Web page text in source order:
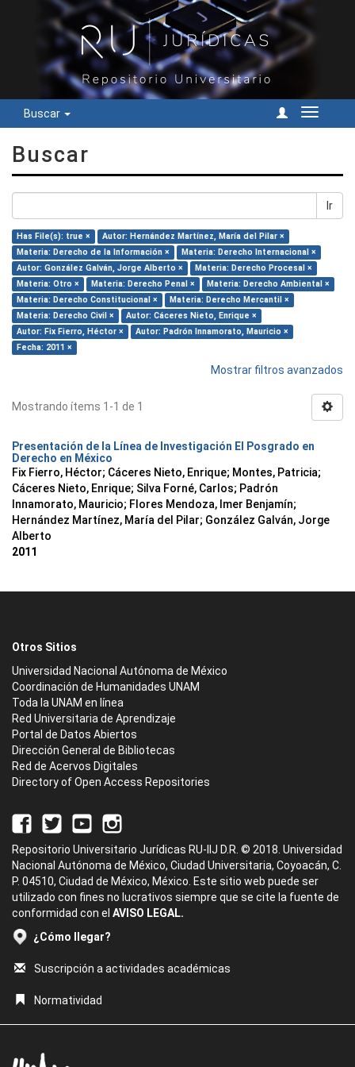
Buscar
Cambiar
Buscar
Ir
Has File(s): true ×
Autor: Hernández Martínez, María del Pilar ×
Materia: Derecho de la Información ×
Materia: Derecho Internacional ×
Autor: González Galván, Jorge Alberto ×
Materia: Derecho Procesal ×
Materia: Otro ×
Materia: Derecho Penal ×
Materia: Derecho Ambiental ×
Materia: Derecho Constitucional ×
Materia: Derecho Mercantil ×
Materia: Derecho Civil ×
Autor: Cáceres Nieto, Enrique ×
Autor: Fix Fierro, Héctor ×
Autor: Padrón Innamorato, Mauricio ×
Fecha: 2011 ×
Mostrar filtros avanzados
Mostrando ítems 1-1 de 1
Presentación de la Línea de Investigación El Posgrado en
Derecho en México
Fix Fierro, Héctor; Cáceres Nieto, Enrique; Montes, Patricia;
Cáceres Nieto, Enrique; Silva Forné, Carlos; Padrón
Innamorato, Mauricio; Flores Mendoza, Imer Benjamín;
Hernández Martínez, María del Pilar; González Galván, Jorge
Alberto
2011
Otros Sitios
Universidad Nacional Autónoma de México
Coordinación de Humanidades UNAM
Toda la UNAM en línea
Red Universitaria de Aprendizaje
Portal de Datos Abiertos
Dirección General de Bibliotecas
Red de Acervos Digitales
Directory of Open Access Repositories
Repositorio Universitario Jurídicas RU-IIJ D.R. © 2018. Universidad
Nacional Autónoma de México, Ciudad Universitaria, Coyoacán, C.
P. 04510, Ciudad de México, México. Este sitio web puede ser
utilizado con fines no lucrativos siempre que se cite la fuente de
conformidad con el AVISO LEGAL.
¿Cómo llegar?
Suscripción a actividades académicas
Normatividad